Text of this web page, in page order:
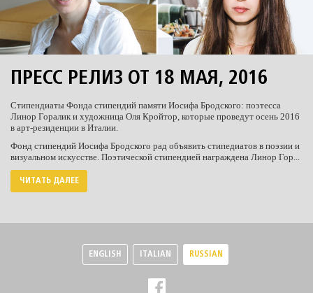
ПРЕСС РЕЛИЗ ОТ 18 МАЯ, 2016
Стипендиаты Фонда стипендий памяти Иосифа Бродского: поэтесса
Линор Горалик и художница Оля Кройтор, которые проведут осень 2016
в арт-резиденции в Италии.
Фонд стипендий Иосифа Бродского рад объявить стипедиатов в поэзии и
визуальном искусстве. Поэтической стипендией награждена Линор Гор...
ЧИТАТЬ ДАЛЕЕ
ENGLISH ITALIAN RUSSIAN